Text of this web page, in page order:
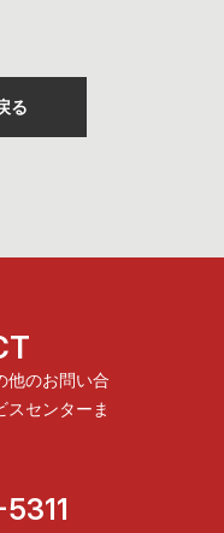
る
他のお問い合
スセンターま